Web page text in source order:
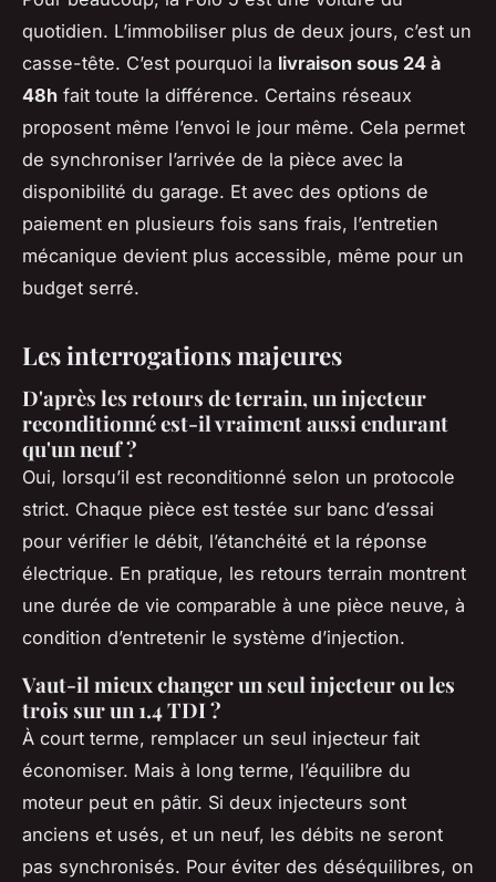
quotidien. L’immobiliser plus de deux jours, c’est un
casse-tête. C’est pourquoi la livraison sous 24 à
48h fait toute la différence. Certains réseaux
proposent même l’envoi le jour même. Cela permet
de synchroniser l’arrivée de la pièce avec la
disponibilité du garage. Et avec des options de
paiement en plusieurs fois sans frais, l’entretien
mécanique devient plus accessible, même pour un
budget serré.
Les interrogations majeures
D'après les retours de terrain, un injecteur
reconditionné est-il vraiment aussi endurant
qu'un neuf ?
Oui, lorsqu’il est reconditionné selon un protocole
strict. Chaque pièce est testée sur banc d’essai
pour vérifier le débit, l’étanchéité et la réponse
électrique. En pratique, les retours terrain montrent
une durée de vie comparable à une pièce neuve, à
condition d’entretenir le système d’injection.
Vaut-il mieux changer un seul injecteur ou les
trois sur un 1.4 TDI ?
À court terme, remplacer un seul injecteur fait
économiser. Mais à long terme, l’équilibre du
moteur peut en pâtir. Si deux injecteurs sont
anciens et usés, et un neuf, les débits ne seront
pas synchronisés. Pour éviter des déséquilibres, on